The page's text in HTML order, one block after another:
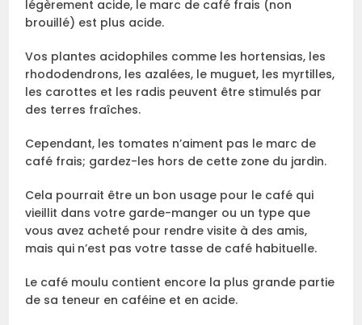
légèrement acide, le marc de café frais (non
brouillé) est plus acide.
Vos plantes acidophiles comme les hortensias, les
rhododendrons, les azalées, le muguet, les myrtilles,
les carottes et les radis peuvent être stimulés par
des terres fraîches.
Cependant, les tomates n’aiment pas le marc de
café frais; gardez-les hors de cette zone du jardin.
Cela pourrait être un bon usage pour le café qui
vieillit dans votre garde-manger ou un type que
vous avez acheté pour rendre visite à des amis,
mais qui n’est pas votre tasse de café habituelle.
Le café moulu contient encore la plus grande partie
de sa teneur en caféine et en acide.